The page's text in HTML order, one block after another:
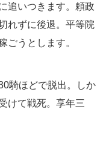
追いつきます。頼政
れずに後退。平等院
ごうとします。
騎ほどで脱出。しか
けて戦死。享年三